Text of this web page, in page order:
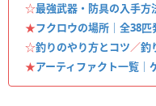
☆最強武器・防具の入手方
★フクロウの場所｜全38匹
☆釣りのやり方とコツ／釣
★アーティファクト一覧｜